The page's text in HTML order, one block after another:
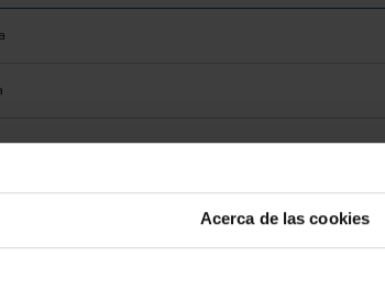
Acerca de las cookies